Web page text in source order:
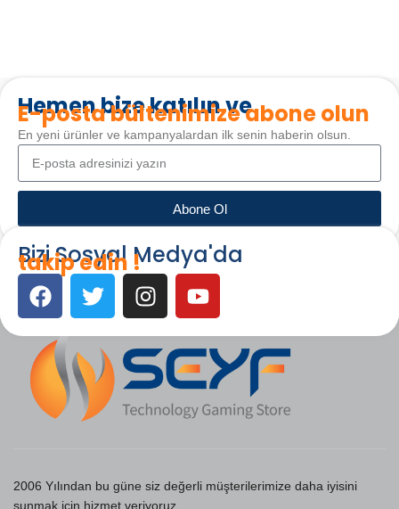
Hemen bize katılın ve
E-posta bültenimize abone olun
En yeni ürünler ve kampanyalardan ilk senin haberin olsun.
Abone Ol
Bizi Sosyal Medya'da
takip edin !
2006 Yılından bu güne siz değerli müşterilerimize daha iyisini
sunmak için hizmet veriyoruz.